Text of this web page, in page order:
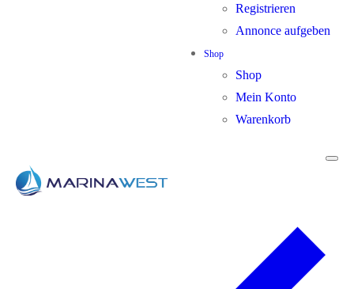
Registrieren
Annonce aufgeben
Shop
Shop
Mein Konto
Warenkorb